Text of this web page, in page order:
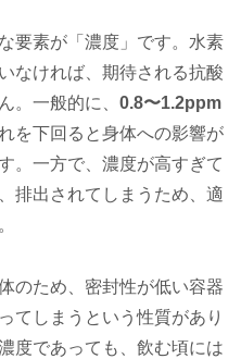
要素が「濃度」です。水素
なければ、期待される抗酸
。一般的に、 0.8〜1.2ppm
を下回ると身体への影響が
。一方で、濃度が高すぎて
排出されてしまうため、適
のため、密封性が低い容器
てしまうという性質があり
度であっても、飲む頃には